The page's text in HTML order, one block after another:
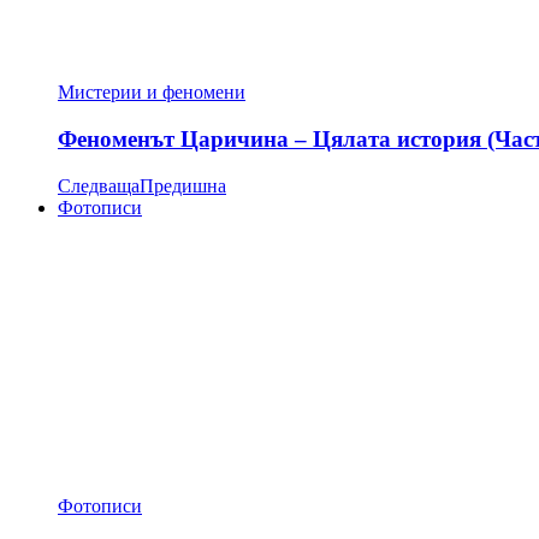
Мистерии и феномени
Феноменът Царичина – Цялата история
СледващаПредишна
Фотописи
Фотописи